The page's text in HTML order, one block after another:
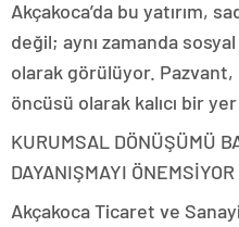
Akçakoca’da bu yatırım,
değil; aynı zamanda
olarak görülüyor.
öncüsü olarak kalıcı bir
KURUMSAL DÖNÜŞÜMÜ
DAYANIŞMAYI ÖNEMSİYOR
Akçakoca Ticaret ve